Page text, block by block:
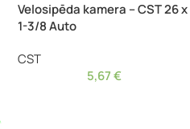
Velosipēda kamera – CST 26 x
1-3/8 Auto
CST
5,67€